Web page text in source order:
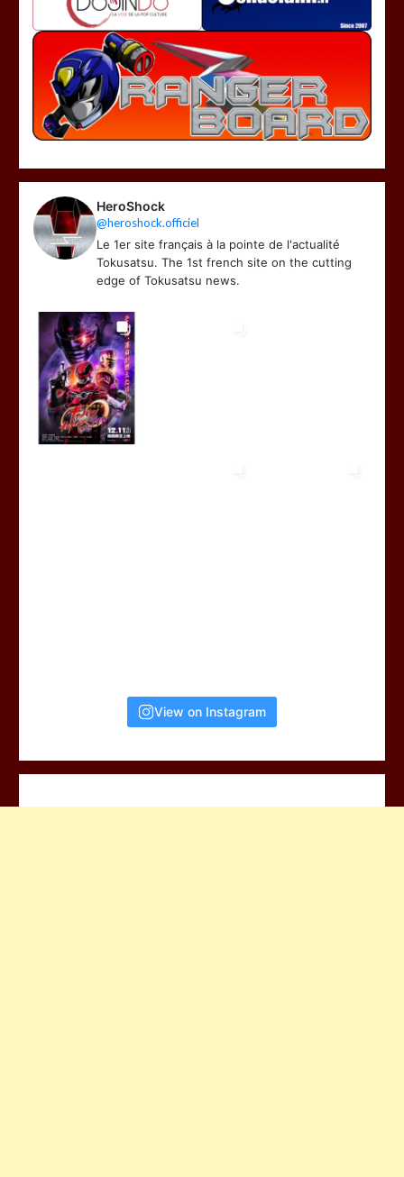
HeroShock
@heroshock.officiel
Le 1er site français à la pointe de l'actualité
Tokusatsu. The 1st french site on the cutting
edge of Tokusatsu news.
View on Instagram